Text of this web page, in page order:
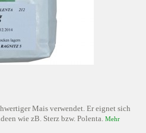
Mais verwendet. Er eignet sich
wie zB. Sterz bzw. Polenta. Mehr